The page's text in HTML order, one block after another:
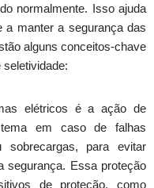
normalmente. Isso ajuda
a manter a segurança das
alguns conceitos-chave
seletividade:
elétricos é a ação de
em caso de falhas
sobrecargas, para evitar
segurança. Essa proteção
de proteção, como